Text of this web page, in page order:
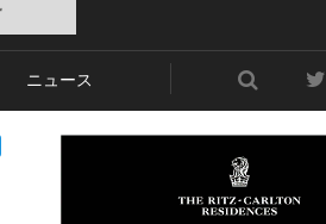
ニュース